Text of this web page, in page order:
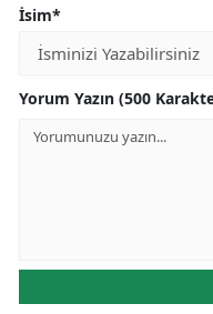
İsim*
Yorum Yazın (500